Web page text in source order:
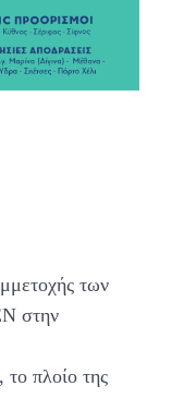
των
στην
πλοίο της